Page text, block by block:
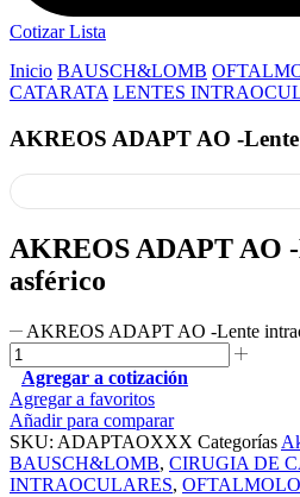
Cotizar Lista
Inicio BAUSCH&LOMB
CATARATA LENTES
AKREOS ADAPT AO -
AKREOS ADAPT AO
asférico
AKREOS ADAPT AO -Lente
Agregar a cotización
Agregar a favoritos
Añadir para comparar
SKU: ADAPTAOXXX Categorías
BAUSCH&LOMB, CIRUGIA DE
INTRAOCULARES,